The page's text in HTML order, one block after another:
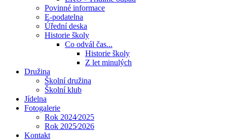
Povinné informace
E-podatelna
Úřední deska
Historie školy
Co odvál čas...
Historie školy
Z let minulých
Družina
Školní družina
Školní klub
Jídelna
Fotogalerie
Rok 2024⁄2025
Rok 2025⁄2026
Kontakt